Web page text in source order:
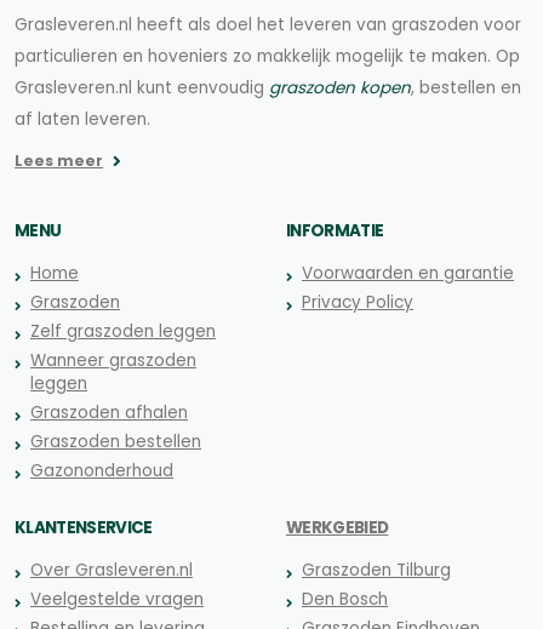
Grasleveren.nl heeft als doel het leveren van graszoden voor
particulieren en hoveniers zo makkelijk mogelijk te maken. Op
Grasleveren.nl kunt eenvoudig graszoden kopen, bestellen en
af laten leveren.
Lees meer
MENU
Home
Graszoden
Zelf graszoden leggen
Wanneer graszoden
leggen
Graszoden afhalen
Graszoden bestellen
Gazononderhoud
INFORMATIE
Voorwaarden en garantie
Privacy Policy
KLANTENSERVICE
Over Grasleveren.nl
Veelgestelde vragen
WERKGEBIED
Graszoden Tilburg
Den Bosch